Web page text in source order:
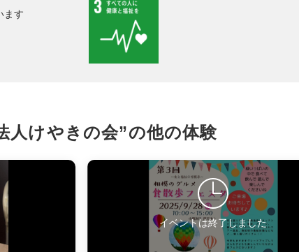
URLをコピー
ます
人けやきの会”の他の体験
イベントは終了しました